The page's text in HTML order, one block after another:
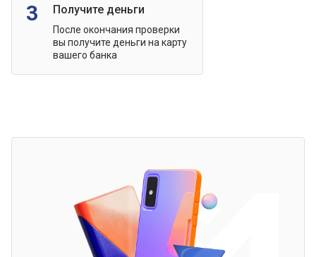
3 Получите деньги
После окончания проверки
вы получите деньги на карту
вашего банка